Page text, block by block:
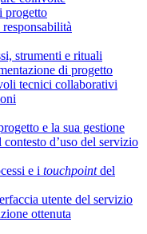
progetto
strumenti e rituali
di progetto
tecnici collaborativi
e la sua gestione
d’uso del servizio
e i touchpointdel
utente del servizio
ottenuta